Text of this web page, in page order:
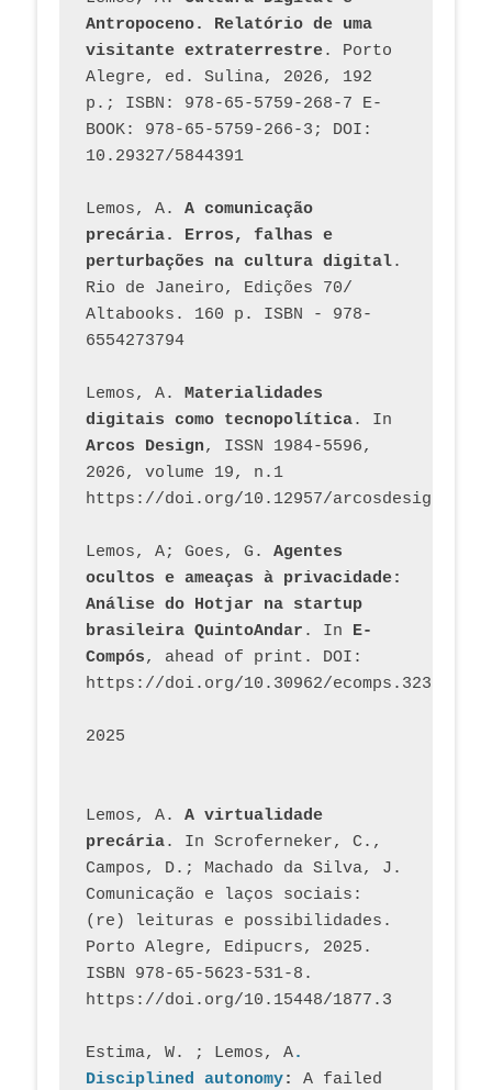
Antropoceno. Relatório de uma
visitante extraterrestre. Porto
Alegre, ed. Sulina, 2026, 192
p.; ISBN: 978-65-5759-268-7 E-
BOOK: 978-65-5759-266-3; DOI:
10.29327/5844391
Lemos, A. A comunicação
precária. Erros, falhas e
perturbações na cultura digital.
Rio de Janeiro, Edições 70/
Altabooks. 160 p. ISBN - 978-
6554273794
Lemos, A. Materialidades
digitais como tecnopolítica
Arcos Design, ISSN 1984-5596,
2026, volume 19, n.1
https://doi.org/10.12957/
Lemos, A; Goes, G. Agentes
ocultos e ameaças à privacidade:
Análise do Hotjar na startup
brasileira QuintoAndar . In E-
Compós, ahead of print. DOI:
https://doi.org/10.30962/ecomps.3231
2025
Lemos, A. A virtualidade
precária. In Scroferneker, C.,
Campos, D.; Machado da Silva, J.
Comunicação e laços sociais:
(re) leituras e possibilidades.
Porto Alegre, Edipucrs, 2025.
ISBN 978-65-5623-531-8.
https://doi.org/10.15448/1877.3
Estima, W. ; Lemos, A.
Disciplined autonomy: A failed